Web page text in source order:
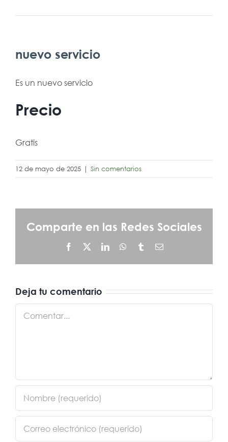
nuevo servicio
Es un nuevo servicio
Precio
Gratis
12 de mayo de 2025 | Sin comentarios
Comparte en las Redes Sociales
Facebook LinkedInWhatsApp
TumblrCorreo
Deja tu comentario